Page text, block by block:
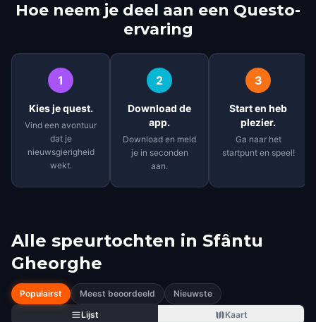
Hoe neem je deel aan een Questo-
ervaring
1
Kies je quest.
Vind een avontuur
dat je
nieuwsgierigheid
wekt.
2
Download de
app.
Download en meld
je in seconden
aan.
3
Start en heb
plezier.
Ga naar het
startpunt en speel!
Alle speurtochten in Sfântu
Gheorghe
Populairst Meest beoordeeld
Nieuwste
Lijst
Kaart